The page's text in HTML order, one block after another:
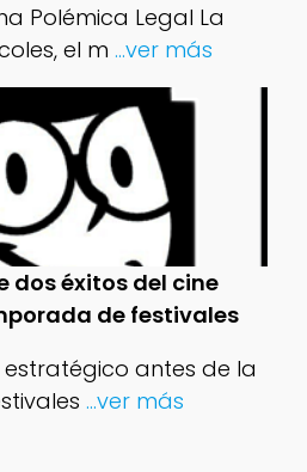
Polémica Legal La
el m ...ver más
dos éxitos del cine
de festivales
estratégico antes de la
...ver más